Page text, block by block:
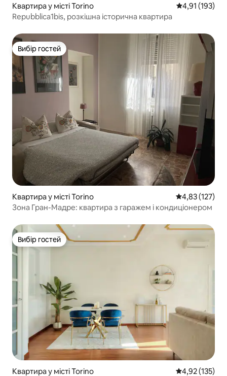
Квартира у місті Torino Середня
4,91 (193)
Repubblica1bis, розкішна історична квартира
Вибір гостей
Вибір гостей
Квартира у місті Torino Середня
4,83 (127)
Зона Гран-Мадре: квартира з гаражем і кондиціонером
Вибір гостей
Вибір гостей
Квартира у місті Torino Середня
4,92 (135)